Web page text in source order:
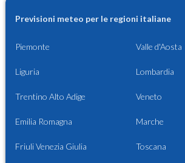
Previsioni meteo per le regioni italiane
Piemonte Valle d'Aosta
Liguria Lombardia
Trentino Alto Adige Veneto
Emilia Romagna Marche
Friuli Venezia Giulia Toscana